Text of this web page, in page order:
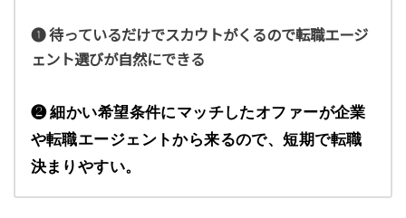
❶ 待っているだけでスカウトがくるので転職エージ
ェント選びが自然にできる
❷ 細かい希望条件にマッチしたオファーが企業
や転職エージェントから来るので、短期で転職
決まりやすい。